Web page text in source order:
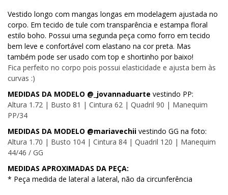
Vestido longo com mangas longas em modelagem ajustada no
corpo. Em tecido de tule com transparência e estampa floral
estilo boho. Possui uma segunda peça como forro em tecido
bem leve e confortável com elastano na cor preta. Mas
também pode ser usado com top e shortinho por baixo!
Fica perfeito no corpo pois possui elasticidade e ajusta bem às
curvas :)
MEDIDAS DA MODELO @_jovannaduarte vestindo PP:
Altura 1.72 | Busto 81 | Cintura 62 | Quadril 90 | Manequim
PP/34
MEDIDAS DA MODELO @mariavechii vestindo GG na foto:
Altura 1.70 | Busto 104 | Cintura 84 | Quadril 120 | Manequim
44/46 / GG
MEDIDAS APROXIMADAS DA PEÇA:
* Peça medida de lateral a lateral, não da circunferência